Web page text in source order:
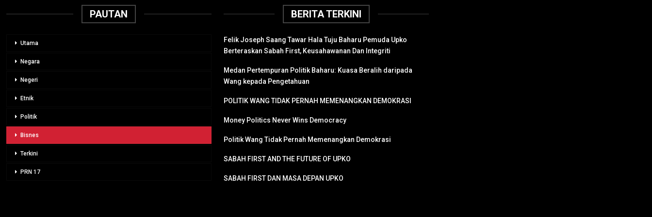
PAUTAN
Utama
Negara
Negeri
Etnik
Politik
Bisnes
Terkini
PRN 17
BERITA TERKINI
Felik Joseph Saang Tawar Hala Tuju Baharu Pemuda Upko
Berteraskan Sabah First, Keusahawanan Dan Integriti
Medan Pertempuran Politik Baharu: Kuasa Beralih daripada
Wang kepada Pengetahuan
POLITIK WANG TIDAK PERNAH MEMENANGKAN DEMOKRASI
Money Politics Never Wins Democracy
Politik Wang Tidak Pernah Memenangkan Demokrasi
SABAH FIRST AND THE FUTURE OF UPKO
SABAH FIRST DAN MASA DEPAN UPKO